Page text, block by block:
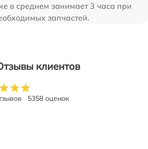
в среднем занимает 3 часа при
запчастей.
клиентов
5358 оценок